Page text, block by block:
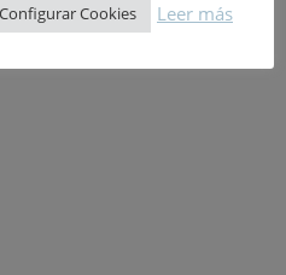
del cuerpo general de policía,
Configurar Cookies Leer más